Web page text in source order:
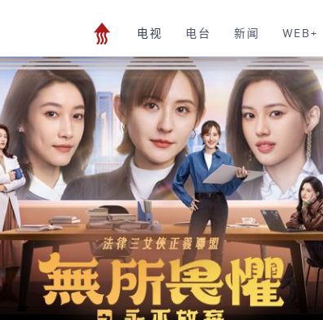
电视 电台 新闻 WEB+